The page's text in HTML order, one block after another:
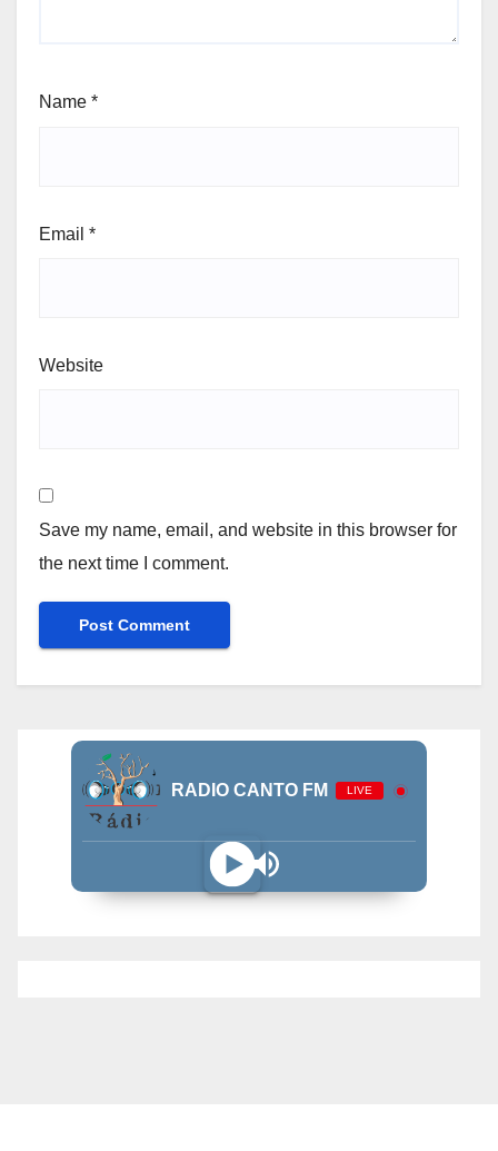
Name *
Email *
Website
Save my name, email, and website in this browser for
the next time I comment.
RADIO CANTO FM LIVE